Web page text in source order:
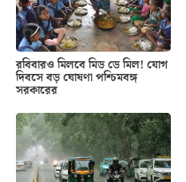
রবিবারও মিলবে মিড ডে মিল! যোগ
দিবসে বড় ঘোষণা পশ্চিমবঙ্গ
সরকারের